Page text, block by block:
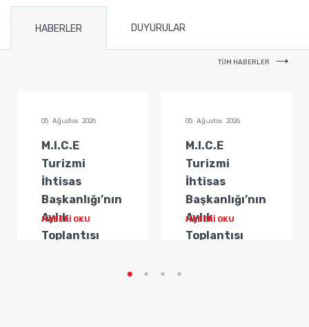
HABERLER DUYURULAR
TÜM HABERLER
05 Ağustos 2026
M.I.C.E
Turizmi
İhtisas
Başkanlığı’nın
Aylık
Toplantısı
HABERİ OKU
05 Ağustos 2026
M.I.C.E
Turizmi
İhtisas
Başkanlığı’nın
Aylık
Toplantısı
HABERİ OKU